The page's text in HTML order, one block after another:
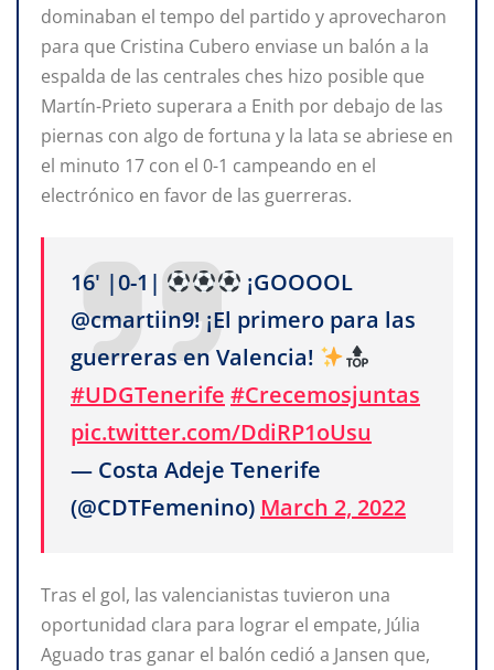
dominaban el tempo del partido y aprovecharon
para que Cristina Cubero enviase un balón a la
espalda de las centrales ches hizo posible que
Martín-Prieto superara a Enith por debajo de las
piernas con algo de fortuna y la lata se abriese en
el minuto 17 con el 0-1 campeando en el
electrónico en favor de las guerreras.
16' |0-1|
¡GOOOOL
@cmartiin9! ¡El primero para las
guerreras en Valencia!
#UDGTenerife #Crecemosjuntas
pic.twitter.com/DdiRP1oUsu
— Costa Adeje Tenerife
(@CDTFemenino) March 2, 2022
Tras el gol, las valencianistas tuvieron una
oportunidad clara para lograr el empate, Júlia
Aguado tras ganar el balón cedió a Jansen que,